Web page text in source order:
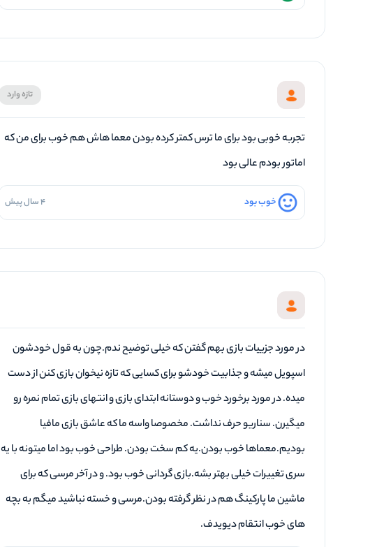
تازه وارد
تجربه خوبی بود برای ما ترس کمتر کرده بودن معما هاش هم خوب برای من که
اماتور بودم عالی بود
خوب بود 4 سال پیش
در مورد جزییات بازی بهم گفتن که خیلی توضیح ندم.چون به قول خودشون
اسپویل میشه و جذابیت خودشو برای کسایی که تازه نیخوان بازی کنن از دست
میده. در مورد برخورد خوب و دوستانه ابتدای بازی و انتهای بازی تمام نمره رو
میگیرن. سناریو حرف نداشت. مخصوصا واسه ما که عاشق بازی مافیا
بودیم.معماها خوب بودن.یه کم سخت بودن. طراحی خوب بود اما میتونه با یه
سری تغییرات خیلی بهتر بشه.بازی گردانی خوب بود. و در آخر مرسی که برای
ماشین ما پارکینگ هم در نظر گرفته بودن.مرسی و خسته نباشید میگم به بچه
های خوب انتقام دیویدف.